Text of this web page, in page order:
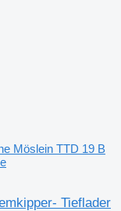
Möslein TTD 19 B
Tieflader